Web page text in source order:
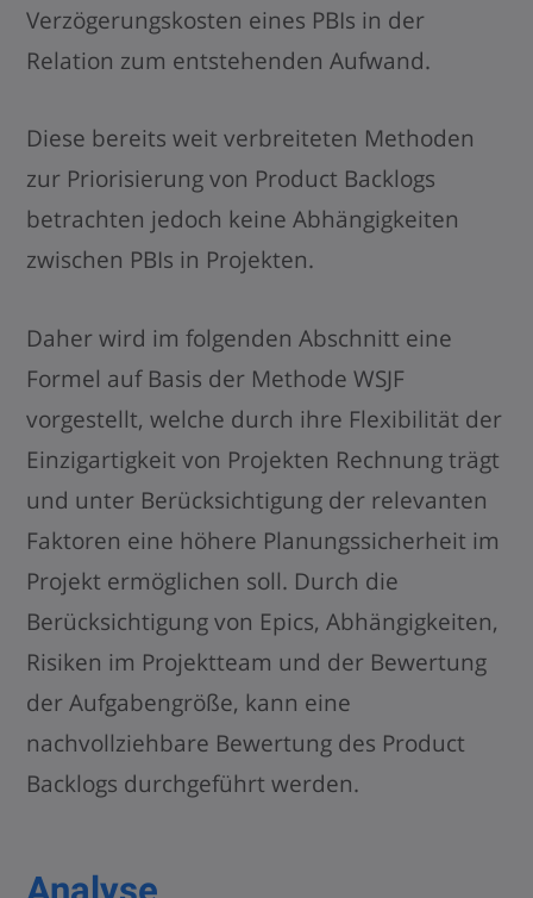
Verzögerungskosten eines PBIs in der
Relation zum entstehenden Aufwand.
Diese bereits weit verbreiteten Methoden
zur Priorisierung von Product Backlogs
betrachten jedoch keine Abhängigkeiten
zwischen PBIs in Projekten.
Daher wird im folgenden Abschnitt eine
Formel auf Basis der Methode WSJF
vorgestellt, welche durch ihre Flexibilität der
Einzigartigkeit von Projekten Rechnung trägt
und unter Berücksichtigung der relevanten
Faktoren eine höhere Planungssicherheit im
Projekt ermöglichen soll. Durch die
Berücksichtigung von Epics, Abhängigkeiten,
Risiken im Projektteam und der Bewertung
der Aufgabengröße, kann eine
nachvollziehbare Bewertung des Product
Backlogs durchgeführt werden.